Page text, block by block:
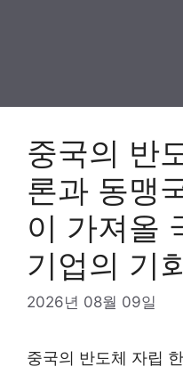
중국의 반
론과 동맹
이 가져올
기업의 기
2026년 08월 09일
중국의 반도체 자립